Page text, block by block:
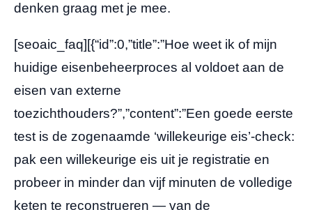
denken graag met je mee.
[seoaic_faq][{“id”:0,”title”:”Hoe weet ik of mijn
huidige eisenbeheerproces al voldoet aan de
eisen van externe
toezichthouders?”,”content”:”Een goede eerste
test is de zogenaamde ‘willekeurige eis’-check:
pak een willekeurige eis uit je registratie en
probeer in minder dan vijf minuten de volledige
keten te reconstrueren — van de